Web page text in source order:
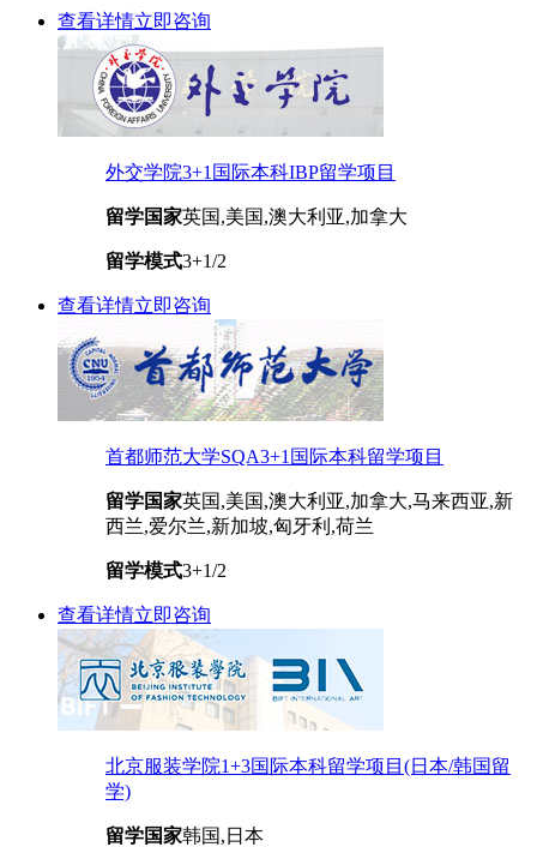
查看详情立即咨询
外交学院3+1国际本科IBP留学项目
留学国家英国,美国,澳大利亚,加拿大
留学模式3+1/2
查看详情立即咨询
首都师范大学SQA3+1国际本科留学项目
留学国家英国,美国,澳大利亚,加拿大,马来西亚,新
西兰,爱尔兰,新加坡,匈牙利,荷兰
留学模式3+1/2
查看详情立即咨询
北京服装学院1+3国际本科留学项目(日本/韩国留
学)
留学国家韩国,日本